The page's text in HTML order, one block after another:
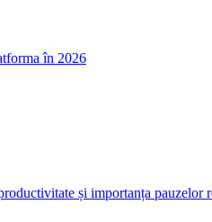
în 2026
și importanța pauzelor